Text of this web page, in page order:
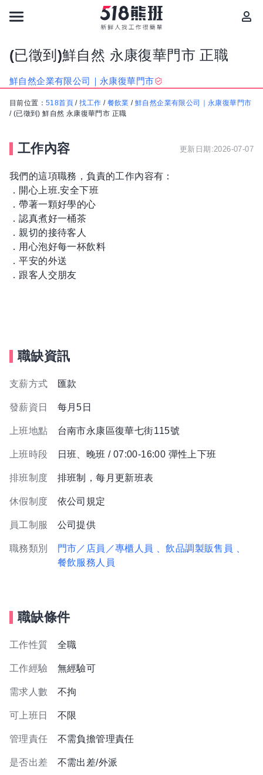
(已徵到)鮮自然 永康復華門市 正職
鮮自然企業有限公司｜永康復華門市
目前位置： 518首頁 /找工作 / 餐飲業 /鮮自然企業有限公司｜永康復華門市
/ (已徵到) 鮮自然 永康復華門市 正職
工作內容 更新日期:2026-07-07
我們的這項職務，負責的工作內容有：
．開心上班.安全下班
．帶著一顆好學的心
．認真煮好一桶茶
．親切的接待客人
．用心泡好每一杯飲料
．平安的外送
．跟客人交朋友
職缺資訊
支薪方式 匯款
發薪資日 每月5日
上班地點 台南市永康區復華七街115號
上班時段 日班、晚班 / 07:00-16:00 彈性上下班
排班制度 排班制，每月更新班表
休假制度 依公司規定
員工制服 公司提供
職務類別 門市／店員／專櫃人員 、飲品調製販售員
餐飲服務人員
職缺條件
工作性質 全職
工作經驗 無經驗可
需求人數 不拘
可上班日 不限
管理責任 不需負擔管理責任
是否出差 不需出差/外派